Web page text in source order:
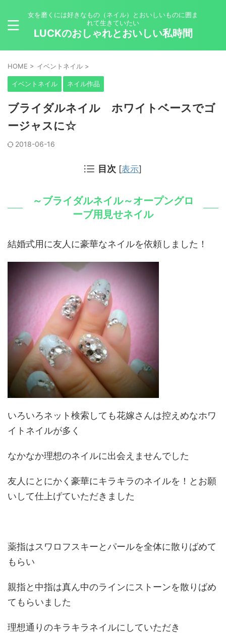
女を磨くには好きなもの（ネイル）とおいしいものに囲ま
れて生きていたい
LUCKのおしゃれとおいしい私時間
HOME > イベントネイル >
イベントネイル ネイル作品
ブライダルネイル ホワイトベースでゴ
ージャスに☆
2018-06-16
目次 [表示]
～ブライダルネイル～オープングロ
ーブ用見せネイル
結婚式用に友人に豪華なネイルを依頼しました！
いろいろネット検索しても花嫁さんは控えめなホワ
イトネイルが多く
なかなか理想のネイルに出会えませんでした
友人にとにかく豪華にキラキラのネイルを！とお願
いして仕上げていただきました
薬指はスワロフスキーとパールを全体に散りばめて
もらい
親指と中指は真ん中のラインにストーンを散りばめ
てもらいました
理想通りのキラキラネイルにしていただき